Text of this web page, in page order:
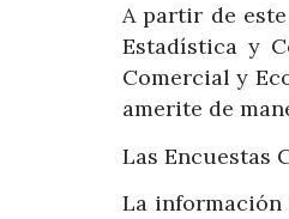
A partir de
Estadística y
Comercial y
amerite de
Las Encuestas
La información